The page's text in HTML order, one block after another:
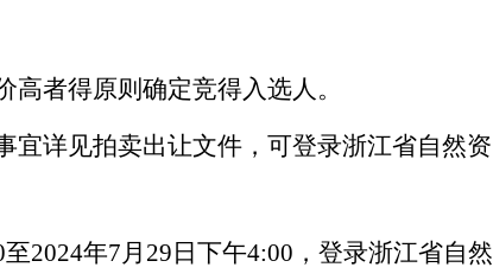
高者得原则确定竞得入选人。
宜详见拍卖出让文件，可登录浙江省自然资
至2024年7月 29 日下午4:00，登录浙江省自然